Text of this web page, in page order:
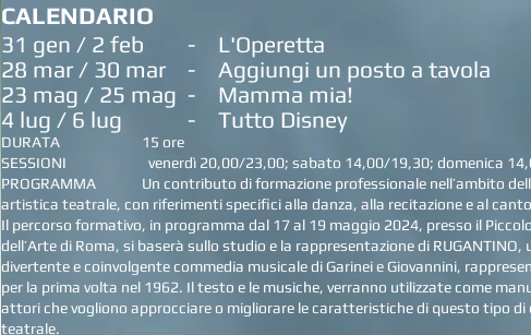
CALENDARIO
31 gen / 2 feb - L'Operetta
28 mar / 30 mar - Aggiungi un posto a tavola
23 mag / 25 mag - Mamma mia!
4 lug / 6 lug - Tutto Disney
DURATA 15 ore
SESSIONI venerdì 20,00/23,00; sabato 14,00/19,30; domenica
PROGRAMMA Un contributo di formazione professionale nell’ambito
artistica teatrale, con riferimenti specifici alla danza, alla recitazione e al
Il percorso formativo, in programma dal 17 al 19 maggio 2024, presso il
dell’Arte di Roma, si baserà sullo studio e la rappresentazione di RUGANTINO,
divertente e coinvolgente commedia musicale di Garinei e Giovannini,
per la prima volta nel 1962. Il testo e le musiche, verranno utilizzate come
attori che vogliono approcciare o migliorare le caratteristiche di questo tipo di
teatrale.